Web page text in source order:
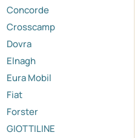
Concorde
Crosscamp
Dovra
Elnagh
Eura Mobil
Fiat
Forster
GIOTTILINE